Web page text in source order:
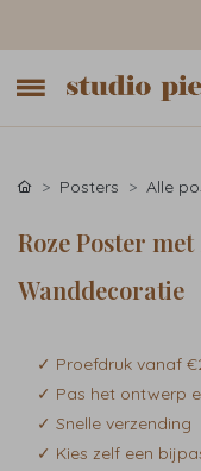
Posters Alle
Roze Poster
Wanddecoratie
✓ Proefdruk vanaf
✓ Pas het ontwerp
✓ Snelle verzending
✓ Kies zelf een